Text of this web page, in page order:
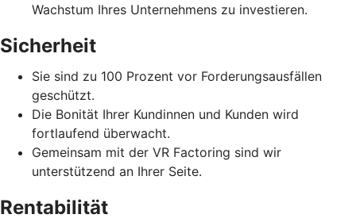
Wachstum Ihres Unternehmens zu investieren.
Sicherheit
Sie sind zu 100 Prozent vor Forderungsausfällen
geschützt.
Die Bonität Ihrer Kundinnen und Kunden wird
fortlaufend überwacht.
Gemeinsam mit der VR Factoring sind wir
unterstützend an Ihrer Seite.
Rentabilität